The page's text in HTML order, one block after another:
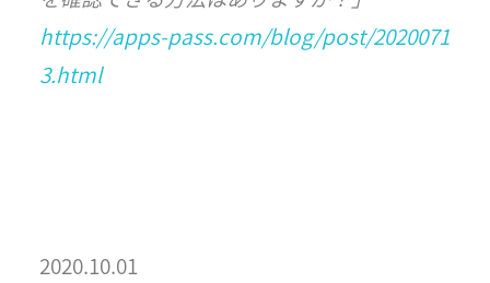
https://apps-pass.com/blog/post/2020071
3.html
2020.10.01